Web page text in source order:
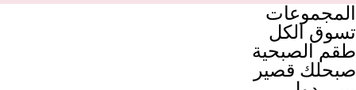
المجموعات
تسوق الكل
طقم الصبحية
صبحلك قصير